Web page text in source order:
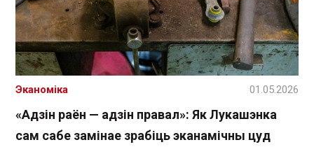
«Адзін раён — адзін правал»: Як Лукашэнка
сам сабе замінае зрабіць эканамічны цуд
Эканоміка 01.05.2026